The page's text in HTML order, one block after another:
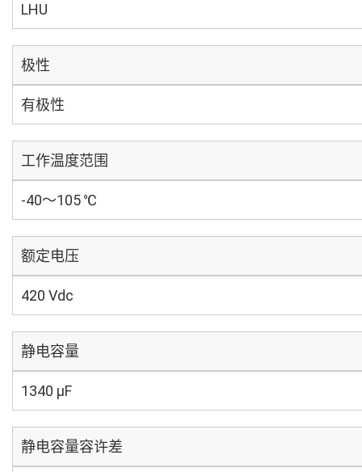
LHU
极性
有极性
工作温度范围
-40～105 ℃
额定电压
420 Vdc
静电容量
1340 µF
静电容量容许差